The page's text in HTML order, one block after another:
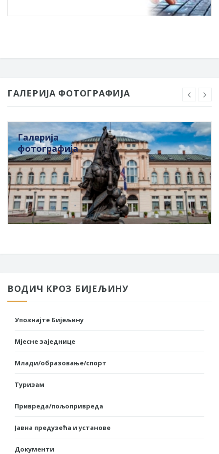
ГАЛЕРИЈА ФОТОГРАФИЈА
Галерија
фотографија
ВОДИЧ КРОЗ БИЈЕЉИНУ
Упознајте Бијељину
Мјесне заједнице
Млади/образовање/спорт
Туризам
Привреда/пољопривреда
Јавна предузећа и установе
Документи